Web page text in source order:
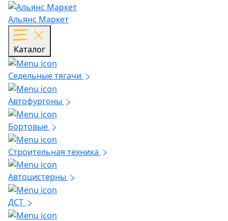
Альянс Маркет
Каталог
Седельные тягачи
Автофургоны
Бортовые
Строительная техника
Автоцистерны
ДСТ